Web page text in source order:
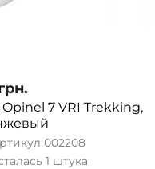
7 VRI Trekking,
002208
1 штука